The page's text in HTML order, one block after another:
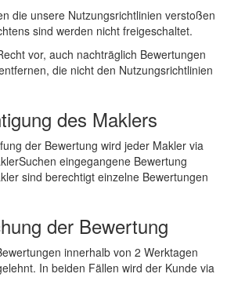
die unsere Nutzungsrichtlinien verstoßen
sind werden nicht freigeschaltet.
vor, auch nachträglich Bewertungen
die nicht den Nutzungsrichtlinien
des Maklers
der Bewertung wird jeder Makler via
eingegangene Bewertung
sind berechtigt einzelne Bewertungen
der Bewertung
innerhalb von 2 Werktagen
In beiden Fällen wird der Kunde via